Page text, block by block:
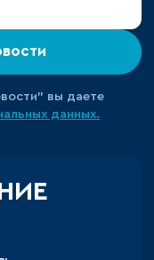
вы даете
данных.